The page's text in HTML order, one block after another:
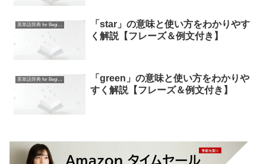
英単語辞典 for Beginners
「star」の意味と使い方をわかりやす
く解説【フレーズ＆例文付き】
英単語辞典 for Beginners
「green」の意味と使い方をわかりや
すく解説【フレーズ＆例文付き】